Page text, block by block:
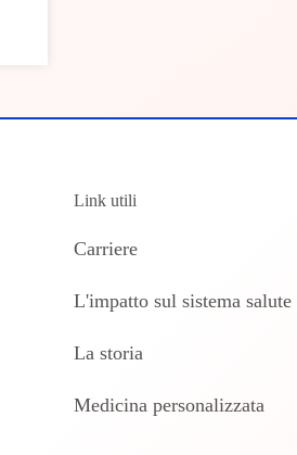
Link utili
Carriere
L'impatto sul sistema salute
La storia
Medicina personalizzata